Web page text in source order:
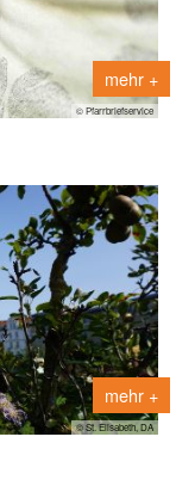
mehr +
© Pfarrbriefservice
mehr +
© St. Elisabeth, DA